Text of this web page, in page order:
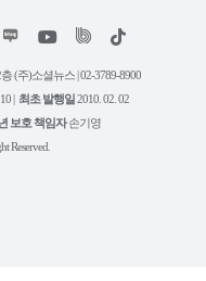
위
트
유
튜
틱
(주)소셜뉴스 | 02-3789-8900
| 최초 발행일2010. 02. 02
보호 책임자손기영
Reserved.